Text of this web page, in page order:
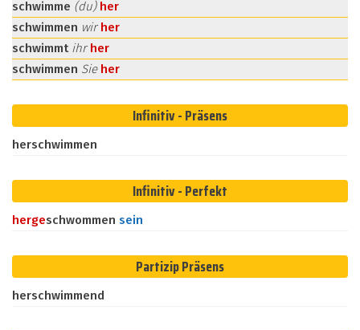
schwimme (du) her
schwimmen wirher
schwimmt ihrher
schwimmen Sie her
Infinitiv - Präsens
herschwimmen
Infinitiv - Perfekt
hergeschwommen sein
Partizip Präsens
herschwimmend